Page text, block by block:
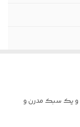
و یک سبک مدرن و